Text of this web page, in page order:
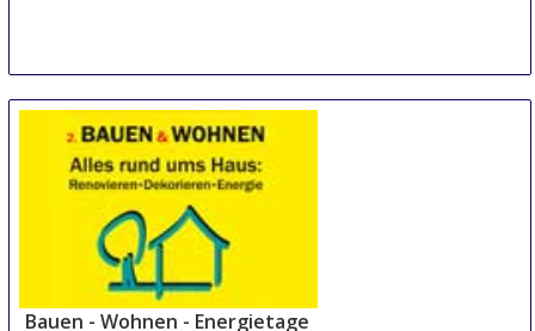
Bauen - Wohnen - Energietage